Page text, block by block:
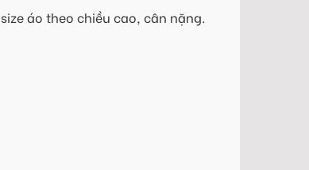
áo theo chiều cao, cân nặng.